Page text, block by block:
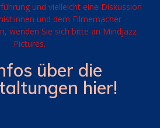
und vielleicht eine Diskussion
und dem Filmemacher
wenden Sie sich bitte an Mindjazz
Pictures.
über die
hier!